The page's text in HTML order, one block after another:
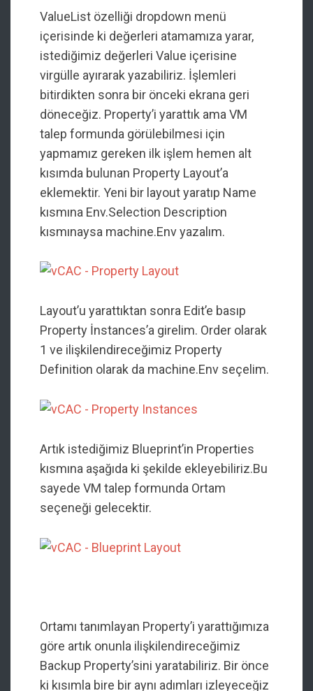
ValueList özelliği dropdown menü
içerisinde ki değerleri atamamıza yarar,
istediğimiz değerleri Value içerisine
virgülle ayırarak yazabiliriz. İşlemleri
bitirdikten sonra bir önceki ekrana geri
döneceğiz. Property’i yarattık ama VM
talep formunda görülebilmesi için
yapmamız gereken ilk işlem hemen alt
kısımda bulunan Property Layout’a
eklemektir. Yeni bir layout yaratıp Name
kısmına Env.Selection Description
kısmınaysa machine.Env yazalım.
Layout’u yarattıktan sonra Edit’e basıp
Property İnstances’a girelim. Order olarak
1 ve ilişkilendireceğimiz Property
Definition olarak da machine.Env seçelim.
Artık istediğimiz Blueprint’in Properties
kısmına aşağıda ki şekilde ekleyebiliriz.Bu
sayede VM talep formunda Ortam
seçeneği gelecektir.
Ortamı tanımlayan Property’i yarattığımıza
göre artık onunla ilişkilendireceğimiz
Backup Property’sini yaratabiliriz. Bir önce
ki kısımla bire bir aynı adımları izleyeceğiz